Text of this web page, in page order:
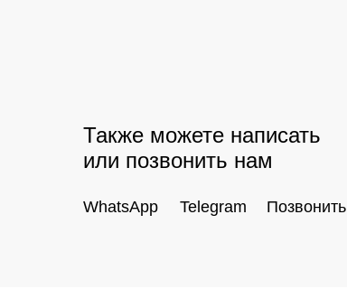
Позвонить
Telegram
WhatsApp
Также можете написать
или позвонить нам